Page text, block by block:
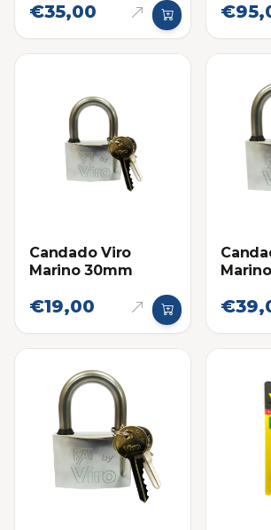
€35,00
Candado Viro
Marino 30mm
€19,00